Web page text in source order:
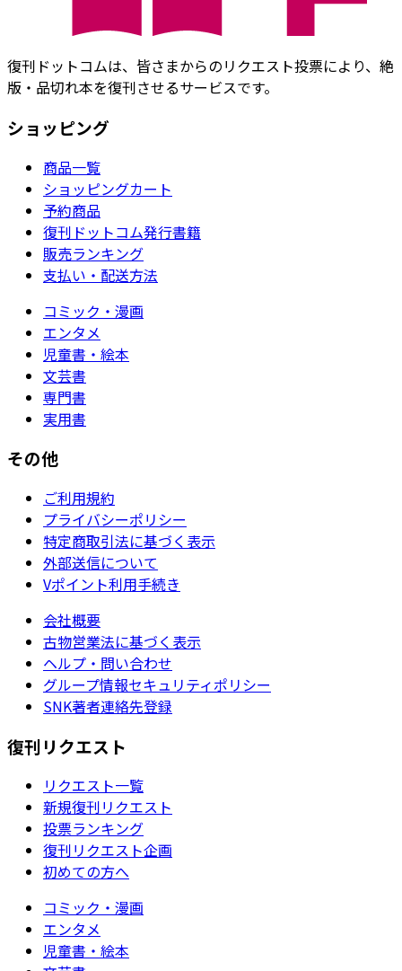
復刊ドットコムは、皆さまからのリクエスト投票により、絶
版・品切れ本を復刊させるサービスです。
ショッピング
商品一覧
ショッピングカート
予約商品
復刊ドットコム発行書籍
販売ランキング
支払い・配送方法
コミック・漫画
エンタメ
児童書・絵本
文芸書
専門書
実用書
その他
ご利用規約
プライバシーポリシー
特定商取引法に基づく表示
外部送信について
Vポイント利用手続き
会社概要
古物営業法に基づく表示
ヘルプ・問い合わせ
グループ情報セキュリティポリシー
SNK著者連絡先登録
復刊リクエスト
リクエスト一覧
新規復刊リクエスト
投票ランキング
復刊リクエスト企画
初めての方へ
コミック・漫画
エンタメ
児童書・絵本